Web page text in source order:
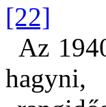
[22]
Az